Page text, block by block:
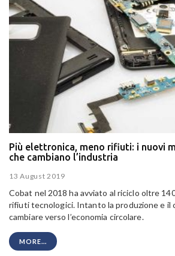
Più elettronica, meno rifiuti: i nuovi
che cambiano l’industria
13 August 2019
Cobat nel 2018 ha avviato al riciclo oltre
rifiuti tecnologici. Intanto la produzione e il
cambiare verso l’economia circolare.
MORE...